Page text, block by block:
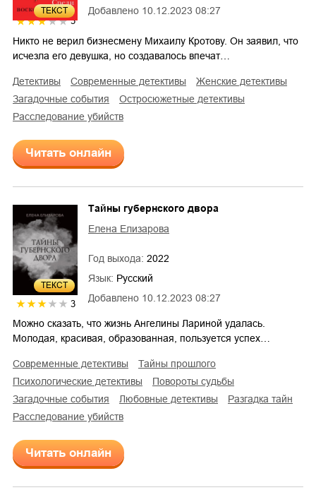
ТЕКСТ
3
Добавлено 10.12.2023 08:27
Никто не верил бизнесмену Михаилу Кротову. Он заявил, что
исчезла его девушка, но создавалось впечат…
детективы современные детективы
женские детективы
загадочные события
остросюжетные детективы
расследование убийств
Читать онлайн
ТЕКСТ
3
Добавлено 10.12.2023 08:27
Тайны губернского двора
Елена Елизарова
Год выхода: 2022
Язык: Русский
Можно сказать, что жизнь Ангелины Лариной удалась.
Молодая, красивая, образованная, пользуется успех…
современные детективы
тайны прошлого
психологические детективы
повороты судьбы
загадочные события
любовные детективы
разгадка тайн
расследование убийств
Читать онлайн